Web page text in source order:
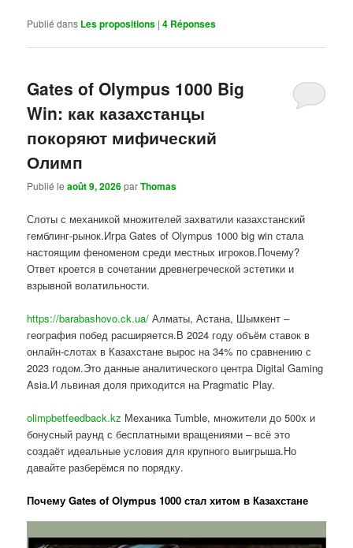
Publié dans Les propositions |4 Réponses
Gates of Olympus 1000 Big
Win: как казахстанцы
покоряют мифический
Олимп
Publié leaoût 9, 2026parThomas
Слоты с механикой множителей захватили казахстанский
гемблинг-рынок.Игра Gates of Olympus 1000 big win стала
настоящим феноменом среди местных игроков.Почему?
Ответ кроется в сочетании древнегреческой эстетики и
взрывной волатильности.
https://barabashovo.ck.ua/ Алматы, Астана, Шымкент –
география побед расширяется.В 2024 году объём ставок в
онлайн-слотах в Казахстане вырос на 34% по сравнению с
2023 годом.Это данные аналитического центра Digital Gaming
Asia.И львиная доля приходится на Pragmatic Play.
olimpbetfeedback.kz Механика Tumble, множители до 500x и
бонусный раунд с бесплатными вращениями – всё это
создаёт идеальные условия для крупного выигрыша.Но
давайте разберёмся по порядку.
Почему Gates of Olympus 1000 стал хитом в Казахстане